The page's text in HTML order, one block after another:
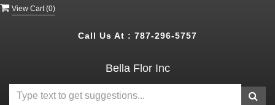
View Cart (0)
Call Us At : 787-296-5757
Bella Flor Inc